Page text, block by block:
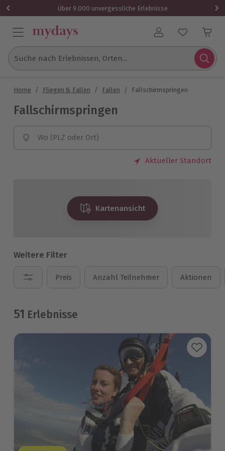
Über 9.000 unvergessliche Erlebnisse
Benutzerkonto
Suche nach Erlebnissen, Orten...
Home / Fliegen & Fallen / Fallen / Fallschirmspringen
Fallschirmspringen
Wo (PLZ oder Ort)
Aktueller Standort
Kartenansicht
Weitere Filter
Preis Anzahl Teilnehmer Aktionen
51 Erlebnisse